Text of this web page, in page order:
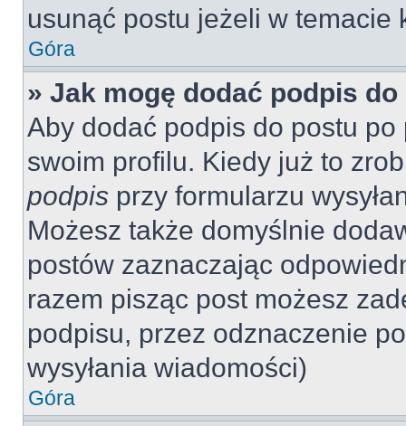
usunąć postu jeżeli w temacie
Góra
» Jak mogę dodać podpis
Aby dodać podpis do postu
swoim profilu. Kiedy już to
podpis przy formularzu
Możesz także domyślnie
postów zaznaczając
razem pisząc post możesz
podpisu, przez odznaczenie
wysyłania wiadomości)
Góra